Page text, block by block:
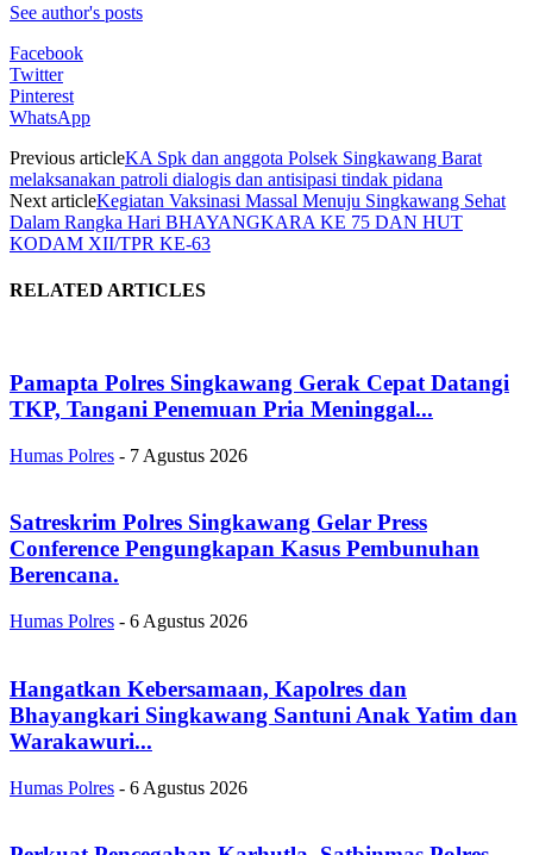
See author's posts
Facebook
Twitter
Pinterest
WhatsApp
Previous articleKA Spk dan anggota Polsek Singkawang Barat
melaksanakan patroli dialogis dan antisipasi tindak pidana
Next articleKegiatan Vaksinasi Massal Menuju Singkawang Sehat
Dalam Rangka Hari BHAYANGKARA KE 75 DAN HUT
KODAM XII/TPR KE-63
RELATED ARTICLES
Pamapta Polres Singkawang Gerak Cepat Datangi
TKP, Tangani Penemuan Pria Meninggal...
Humas Polres - 7 Agustus 2026
Satreskrim Polres Singkawang Gelar Press
Conference Pengungkapan Kasus Pembunuhan
Berencana.
Humas Polres - 6 Agustus 2026
Hangatkan Kebersamaan, Kapolres dan
Bhayangkari Singkawang Santuni Anak Yatim dan
Warakawuri...
Humas Polres - 6 Agustus 2026